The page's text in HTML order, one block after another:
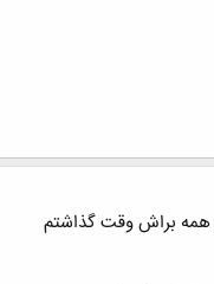
براش وقت گذاشتم